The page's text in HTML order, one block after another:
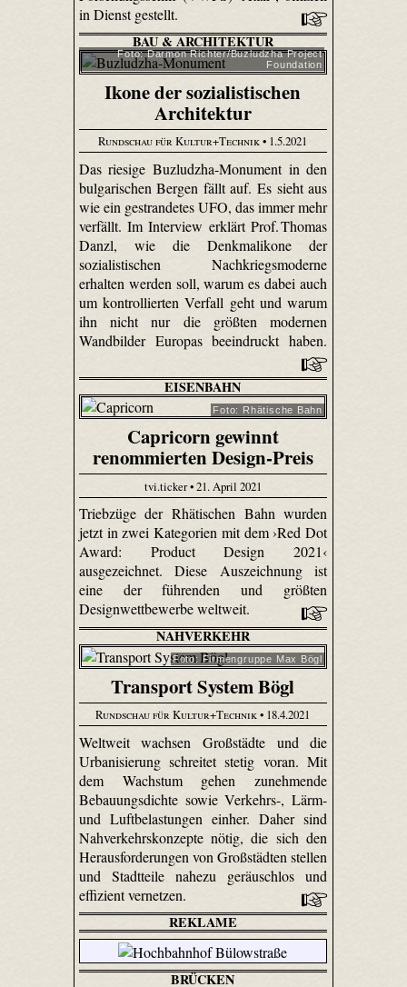
in Dienst gestellt.
BAU & ARCHITEKTUR
Foto: Darmon Richter/Buzludzha Project
Foundation
Ikone der sozialistischen
Architektur
Rundschau für Kultur+Technik• 1.5.2021
Das riesige Buzludzha-Monument in den
bulgarischen Bergen fällt auf. Es sieht aus
wie ein gestrandetes UFO, das immer mehr
verfällt. Im Interview erklärt Prof. Thomas
Danzl, wie die Denkmalikone der
sozialistischen Nachkriegsmoderne
erhalten werden soll, warum es dabei auch
um kontrollierten Verfall geht und warum
ihn nicht nur die größten modernen
Wandbilder Europas beeindruckt haben.
EISENBAHN
Foto: Rhätische Bahn
Capricorn gewinnt
renommierten Design-Preis
tvi.ticker • 21. April 2021
Triebzüge der Rhätischen Bahn wurden
jetzt in zwei Kategorien mit dem ›Red Dot
Award: Product Design 2021‹
ausgezeichnet. Diese Auszeichnung ist
eine der führenden und größten
Designwettbewerbe weltweit.
NAHVERKEHR
Foto: Firmengruppe Max Bögl
Transport System Bögl
Rundschau für Kultur+Technik• 18.4.2021
Weltweit wachsen Großstädte und die
Urbanisierung schreitet stetig voran. Mit
dem Wachstum gehen zunehmende
Bebauungsdichte sowie Verkehrs-, Lärm-
und Luftbelastungen einher. Daher sind
Nahverkehrskonzepte nötig, die sich den
Herausforderungen von Großstädten stellen
und Stadtteile nahezu geräuschlos und
effizient vernetzen.
REKLAME
BRÜCKEN